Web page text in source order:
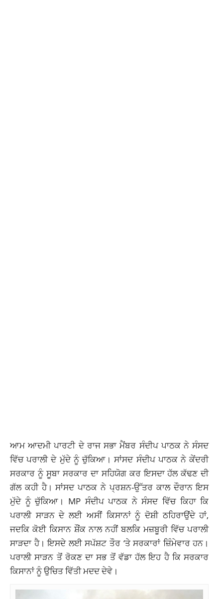
ਆਮ ਆਦਮੀ ਪਾਰਟੀ ਦੇ ਰਾਜ ਸਭਾ ਮੈਂਬਰ ਸੰਦੀਪ ਪਾਠਕ ਨੇ ਸੰਸਦ
ਵਿੱਚ ਪਰਾਲੀ ਦੇ ਮੁੱਦੇ ਨੂੰ ਚੁੱਕਿਆ। ਸਾਂਸਦ ਸੰਦੀਪ ਪਾਠਕ ਨੇ ਕੇਂਦਰੀ
ਸਰਕਾਰ ਨੂੰ ਸੂਬਾ ਸਰਕਾਰ ਦਾ ਸਹਿਯੋਗ ਕਰ ਇਸਦਾ ਹੱਲ ਕੱਢਣ ਦੀ
ਗੱਲ ਕਹੀ ਹੈ। ਸਾਂਸਦ ਪਾਠਕ ਨੇ ਪ੍ਰਸ਼ਨ-ਉੱਤਰ ਕਾਲ ਦੌਰਾਨ ਇਸ
ਮੁੱਦੇ ਨੂੰ ਚੁੱਕਿਆ। MP ਸੰਦੀਪ ਪਾਠਕ ਨੇ ਸੰਸਦ ਵਿੱਚ ਕਿਹਾ ਕਿ
ਪਰਾਲੀ ਸਾੜਨ ਦੇ ਲਈ ਅਸੀਂ ਕਿਸਾਨਾਂ ਨੂੰ ਦੋਸ਼ੀ ਠਹਿਰਾਉਂਦੇ ਹਾਂ,
ਜਦਕਿ ਕੋਈ ਕਿਸਾਨ ਸ਼ੌਂਕ ਨਾਲ ਨਹੀਂ ਬਲਕਿ ਮਜ਼ਬੂਰੀ ਵਿੱਚ ਪਰਾਲੀ
ਸਾੜਦਾ ਹੈ। ਇਸਦੇ ਲਈ ਸਪੱਸ਼ਟ ਤੌਰ ‘ਤੇ ਸਰਕਾਰਾਂ ਜ਼ਿੰਮੇਵਾਰ ਹਨ।
ਪਰਾਲੀ ਸਾੜਨ ਤੋਂ ਰੋਕਣ ਦਾ ਸਭ ਤੋਂ ਵੱਡਾ ਹੱਲ ਇਹ ਹੈ ਕਿ ਸਰਕਾਰ
ਕਿਸਾਨਾਂ ਨੂੰ ਉਚਿਤ ਵਿੱਤੀ ਮਦਦ ਦੇਵੇ।